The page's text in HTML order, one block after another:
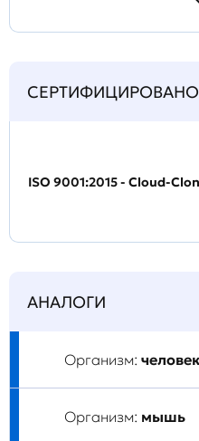
СЕРТИФИЦИРОВАНО
ISO 9001:2015 - Cloud-
АНАЛОГИ
Организм: человек
Организм: мышь